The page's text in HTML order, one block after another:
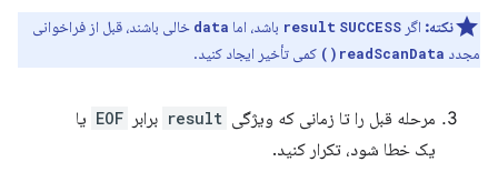
نکته: اگر result SUCCESS باشد، اما data خالی باشند، قبل از فراخوانی
مجدد readScanData() کمی تأخیر ایجاد کنید.
مرحله قبل را تا زمانی که ویژگی result برابر EOF یا
یک خطا شود، تکرار کنید.